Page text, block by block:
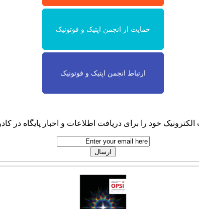
حمایت از انجمن اپتیک و فوتونیک
ارتباط انجمن اپتیک و فوتونیک
خود را برای دریافت اطلاعات و اخبار پایگاه در